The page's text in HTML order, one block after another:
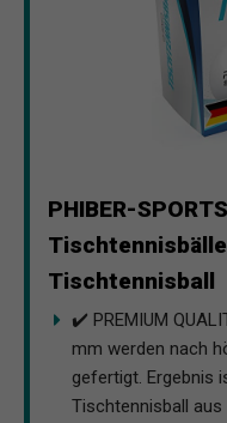
PHIBER-
Tischtennisball
✔️ PREMIUM
mm werden nach
gefertigt. Ergebnis
Tischtennisball